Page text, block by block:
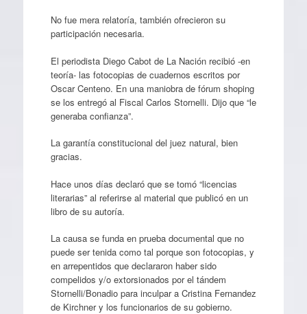
No fue mera relatoría, también ofrecieron su
participación necesaria.
El periodista Diego Cabot de La Nación recibió -en
teoría- las fotocopias de cuadernos escritos por
Oscar Centeno. En una maniobra de fórum shoping
se los entregó al Fiscal Carlos Stornelli. Dijo que “le
generaba confianza”.
La garantía constitucional del juez natural, bien
gracias.
Hace unos días declaró que se tomó “licencias
literarias” al referirse al material que publicó en un
libro de su autoría.
La causa se funda en prueba documental que no
puede ser tenida como tal porque son fotocopias, y
en arrepentidos que declararon haber sido
compelidos y/o extorsionados por el tándem
Stornelli/Bonadio para inculpar a Cristina Fernandez
de Kirchner y los funcionarios de su gobierno.